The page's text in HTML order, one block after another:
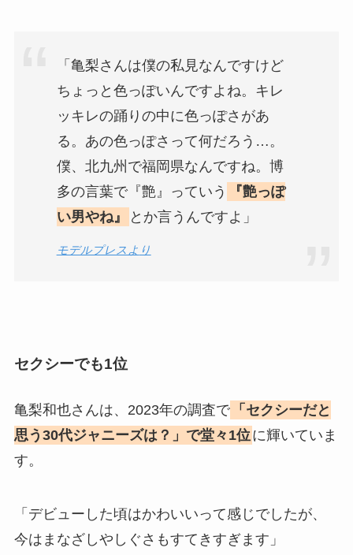
「亀梨さんは僕の私見なんですけど
ちょっと色っぽいんですよね。キレ
ッキレの踊りの中に色っぽさがあ
る。あの色っぽさって何だろう…。
僕、北九州で福岡県なんですね。博
多の言葉で『艶』っていう
『艶っぽ
い男やね』
とか言うんですよ」
モデルプレスよ り
セクシーでも1位
亀梨和也さんは、2023年の調査で 「セクシーだと
思う30代ジャニーズは？」で堂々1位 に輝いていま
す。
「デビューした頃はかわいいって感じでしたが、
今はまなざしやしぐさもすてきすぎます」